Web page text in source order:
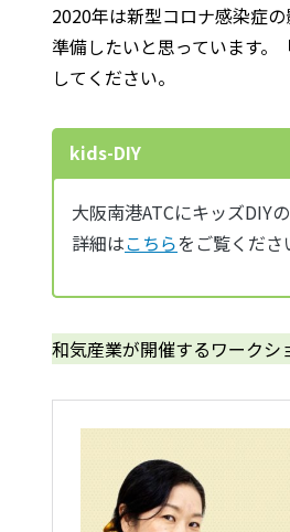
2020年は新型コロナ感染症
準備したいと思っています。
してください。
kids-DIY
大阪南港ATCにキッズDIY
詳細はこちらをご覧くださ
和気産業が開催するワークシ